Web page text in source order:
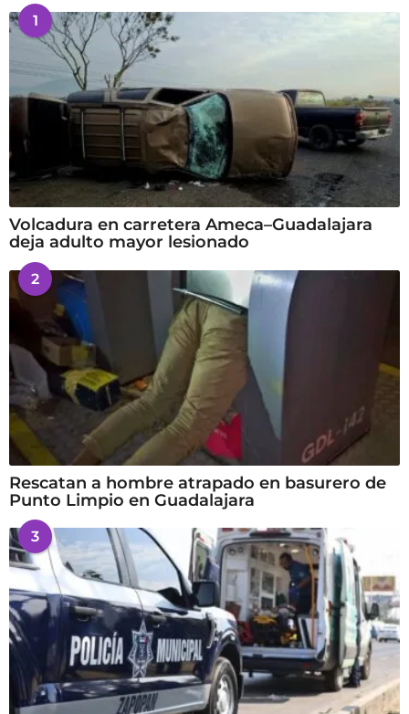
1
Volcadura en carretera Ameca–Guadalajara
deja adulto mayor lesionado
2
Rescatan a hombre atrapado en basurero de
Punto Limpio en Guadalajara
3